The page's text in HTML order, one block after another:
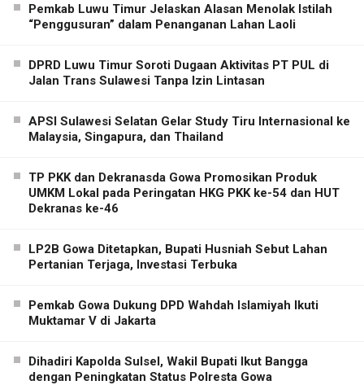
Pemkab Luwu Timur Jelaskan Alasan Menolak Istilah
“Penggusuran” dalam Penanganan Lahan Laoli
DPRD Luwu Timur Soroti Dugaan Aktivitas PT PUL di
Jalan Trans Sulawesi Tanpa Izin Lintasan
APSI Sulawesi Selatan Gelar Study Tiru Internasional ke
Malaysia, Singapura, dan Thailand
TP PKK dan Dekranasda Gowa Promosikan Produk
UMKM Lokal pada Peringatan HKG PKK ke-54 dan HUT
Dekranas ke-46
LP2B Gowa Ditetapkan, Bupati Husniah Sebut Lahan
Pertanian Terjaga, Investasi Terbuka
Pemkab Gowa Dukung DPD Wahdah Islamiyah Ikuti
Muktamar V di Jakarta
Dihadiri Kapolda Sulsel, Wakil Bupati Ikut Bangga
dengan Peningkatan Status Polresta Gowa